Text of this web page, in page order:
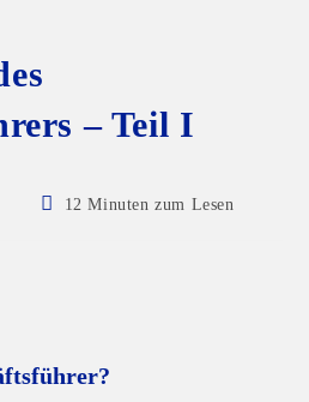
– Teil I
12 Minuten zum Lesen